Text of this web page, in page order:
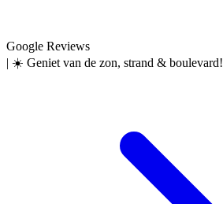
Google Reviews
| ☀️ Geniet van de zon, strand & boulevard!